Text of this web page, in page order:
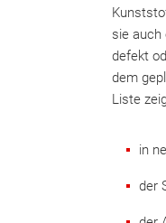
sie auch
defekt
dem
Liste
in
der